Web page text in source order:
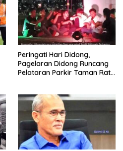
Peringati Hari Didong,
Pagelaran Didong Runcang
Pelataran Parkir Taman Ratu